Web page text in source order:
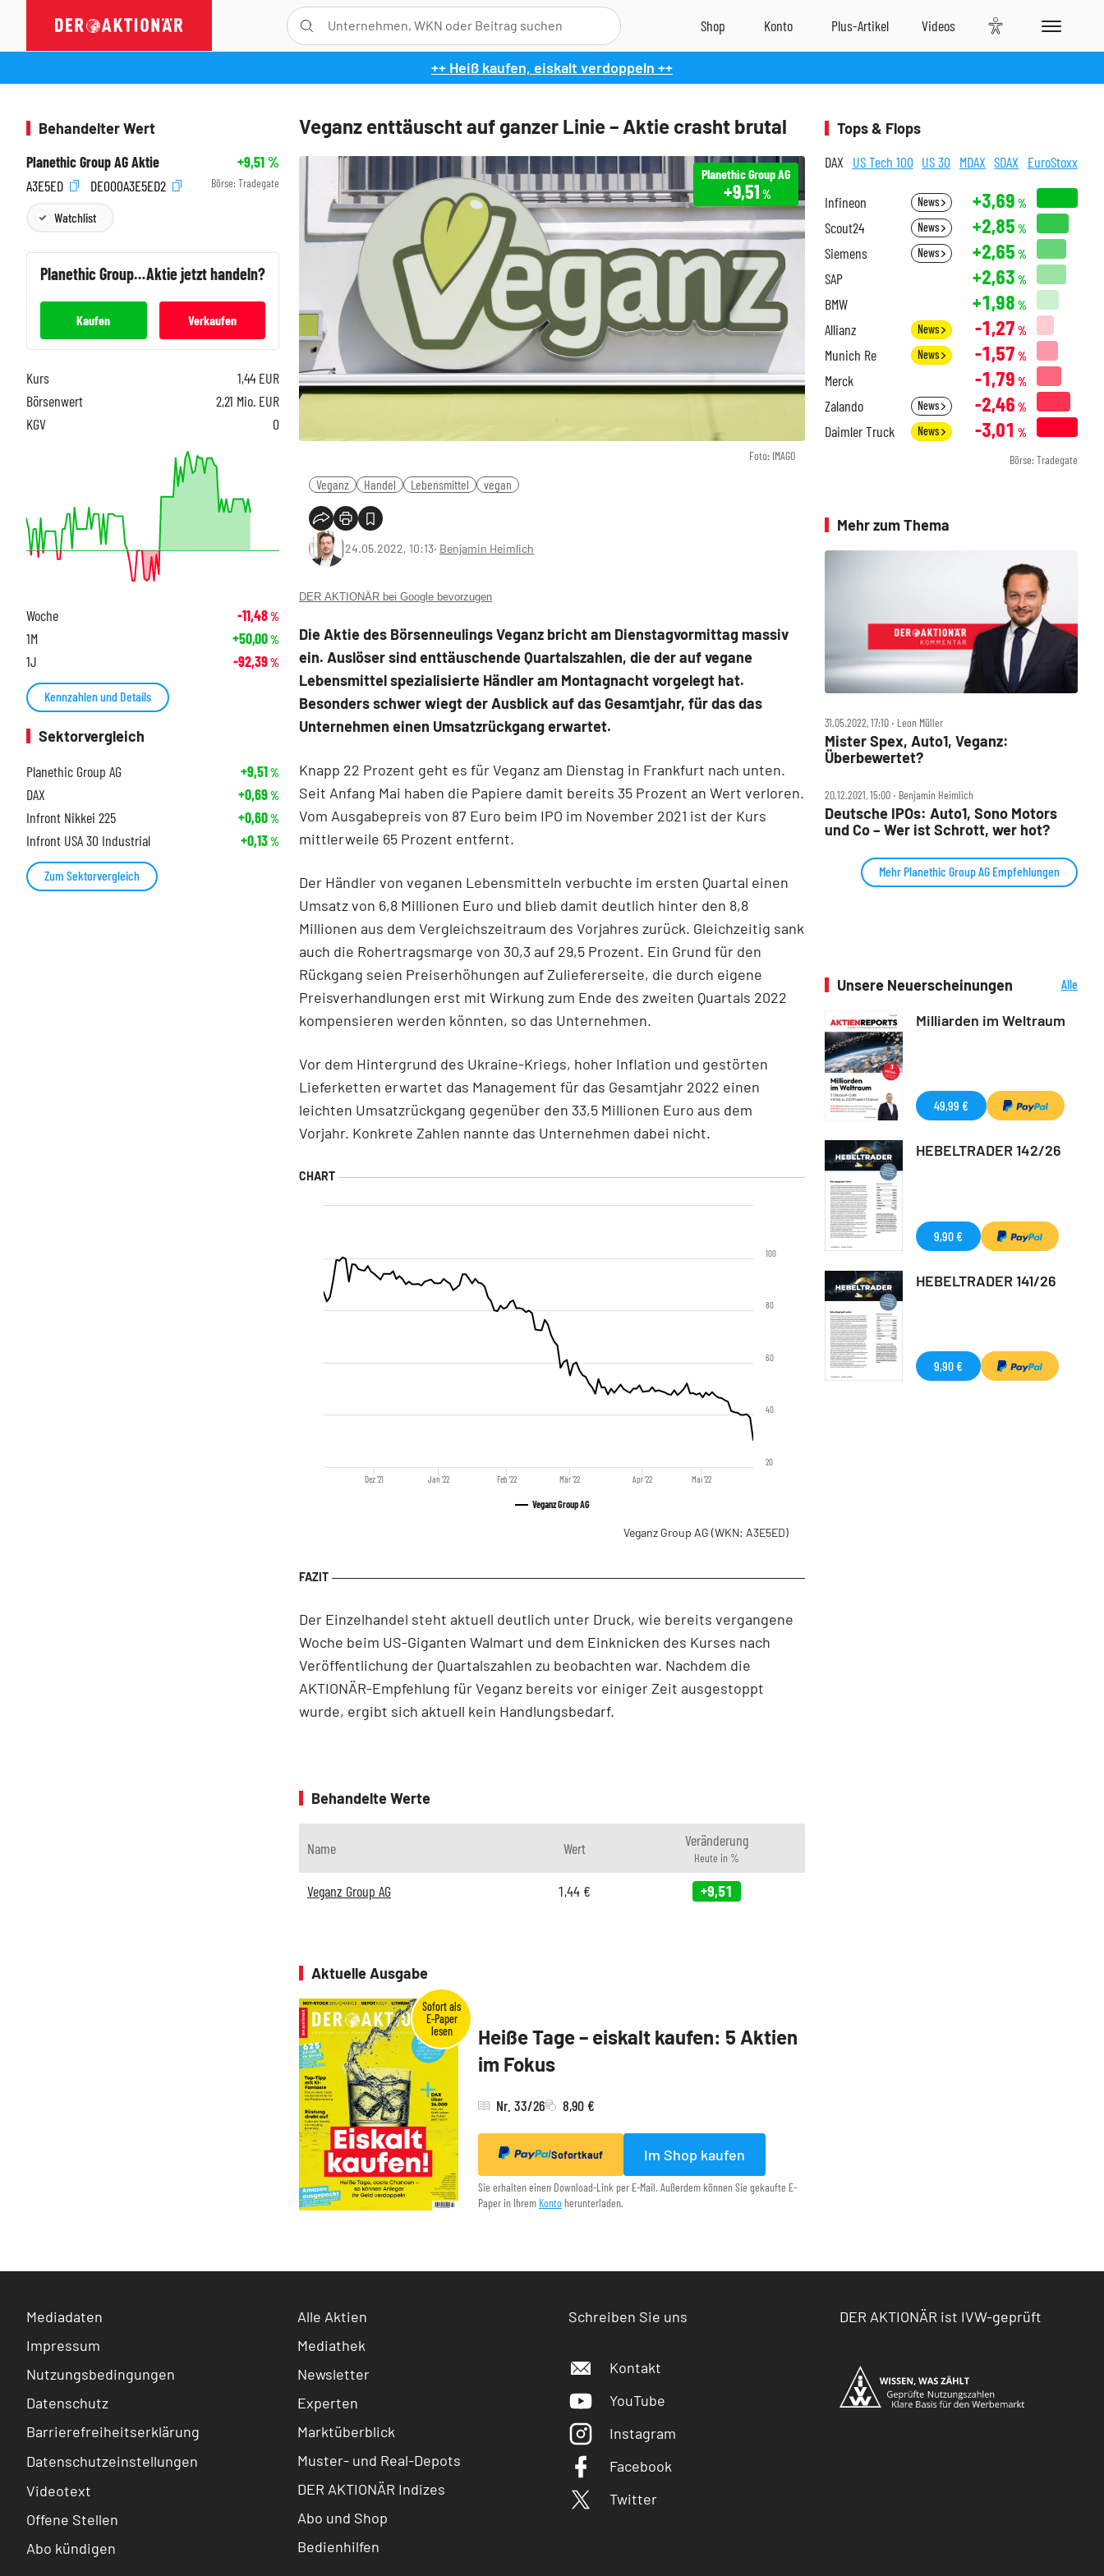
++ Heiß kaufen, eiskalt verdoppeln ++
Veganz enttäuscht auf ganzer Linie – Aktie crasht brutal
Foto: IMAGO
Planethic Group AG
+9,51 %
Veganz Handel Lebensmittel vegan
24.05.2022, 10:13‧ Benjamin Heimlich
DER AKTIONÄR bei Google bevorzugen
Die Aktie des Börsenneulings Veganz bricht am Dienstagvormittag massiv
ein. Auslöser sind enttäuschende Quartalszahlen, die der auf vegane
Lebensmittel spezialisierte Händler am Montagnacht vorgelegt hat.
Besonders schwer wiegt der Ausblick auf das Gesamtjahr, für das das
Unternehmen einen Umsatzrückgang erwartet.
Knapp 22 Prozent geht es für Veganz am Dienstag in Frankfurt nach unten.
Seit Anfang Mai haben die Papiere damit bereits 35 Prozent an Wert verloren.
Vom Ausgabepreis von 87 Euro beim IPO im November 2021 ist der Kurs
mittlerweile 65 Prozent entfernt.
Der Händler von veganen Lebensmitteln verbuchte im ersten Quartal einen
Umsatz von 6,8 Millionen Euro und blieb damit deutlich hinter den 8,8
Millionen aus dem Vergleichszeitraum des Vorjahres zurück. Gleichzeitig sank
auch die Rohertragsmarge von 30,3 auf 29,5 Prozent. Ein Grund für den
Rückgang seien Preiserhöhungen auf Zuliefererseite, die durch eigene
Preisverhandlungen erst mit Wirkung zum Ende des zweiten Quartals 2022
kompensieren werden könnten, so das Unternehmen.
Vor dem Hintergrund des Ukraine-Kriegs, hoher Inflation und gestörten
Lieferketten erwartet das Management für das Gesamtjahr 2022 einen
leichten Umsatzrückgang gegenüber den 33,5 Millionen Euro aus dem
Vorjahr. Konkrete Zahlen nannte das Unternehmen dabei nicht.
Veganz Group AG
Dez '21 Jan '22 Feb '22 Mär '22 Apr '22 Mai '22
20
40
60
80
100
Veganz Group AG (WKN: A3E5ED)
Der Einzelhandel steht aktuell deutlich unter Druck, wie bereits vergangene
Woche beim US-Giganten Walmart und dem Einknicken des Kurses nach
Veröffentlichung der Quartalszahlen zu beobachten war. Nachdem die
AKTIONÄR-Empfehlung für Veganz bereits vor einiger Zeit ausgestoppt
wurde, ergibt sich aktuell kein Handlungsbedarf.
Behandelte Werte
Name Wert Veränderung
Heute in %
Veganz Group AG 1,44 € +9,51
Aktuelle Ausgabe
Heiße Tage – eiskalt kaufen: 5 Aktien
im Fokus
Nr. 33/26 8,90 €
Sofortkauf Im Shop kaufen
Sie erhalten einen Download-Link per E-Mail. Außerdem können Sie gekaufte E-
Paper in Ihrem Konto herunterladen.
Behandelter Wert
Planethic Group AG Aktie
+9,51%
A3E5ED
DE000A3E5ED2 Börse: Tradegate
Watchlist
Planethic Group AGAktie jetzt handeln?
Kaufen Verkaufen
Kurs 1,44 EUR
Börsenwert
2,21 Mio. EUR
KGV
0
Woche -11,48%
1M +50,00%
1J -92,39%
Kennzahlen und Details
Sektorvergleich
Planethic Group AG
+9,51%
DAX +0,69%
Infront Nikkei 225 +0,60%
Infront USA 30 Industrial +0,13%
Zum Sektorvergleich
Tops & Flops
DAX US Tech 100 US 30 MDAX SDAX EuroStoxx
Infineon News +3,69 %
Scout24 News +2,85 %
Siemens News +2,65 %
SAP +2,63 %
BMW +1,98 %
Allianz News -1,27 %
Munich Re News -1,57 %
Merck -1,79 %
Zalando News -2,46 %
Daimler Truck News -3,01 %
Börse: Tradegate
Mehr zum Thema
31.05.2022, 17:10 ‧ Leon Müller
Mister Spex, Auto1, Veganz:
Überbewertet?
20.12.2021, 15:00 ‧ Benjamin Heimlich
Deutsche IPOs: Auto1, Sono Motors
und Co – Wer ist Schrott, wer hot?
Mehr Planethic Group AG Empfehlungen
Unsere Neuerscheinungen
Alle
Milliarden im Weltraum
49,99 €
HEBELTRADER 142/26
9,90 €
HEBELTRADER 141/26
9,90 €
Mediadaten
Impressum
Nutzungsbedingungen
Datenschutz
Barrierefreiheitserklärung
Datenschutzeinstellungen
Videotext
Offene Stellen
Abo kündigen
Alle Aktien
Mediathek
Newsletter
Experten
Marktüberblick
Muster- und Real-Depots
DER AKTIONÄR Indizes
Abo und Shop
Bedienhilfen
Schreiben Sie uns
Kontakt
YouTube
Instagram
Facebook
Twitter
DER AKTIONÄR ist IVW-geprüft